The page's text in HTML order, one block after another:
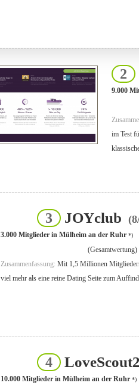
2
9.000
im Test
3 JOYclub
3.000 Mitglieder in Mülheim an der Ruhr *)
(Gesamtwertung)
Zusammenfassung: Mit 1,5 Millionen
viel mehr als eine reine Dating Seite zum
4
10.000 Mitglieder in Mülheim an der Ruhr *)